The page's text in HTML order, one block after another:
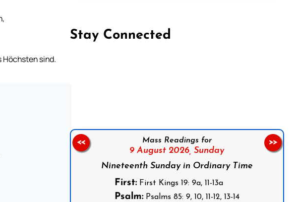
Höchsten sind.
Stay Connected
Mass Readings for
9 August 2026, Sunday
Nineteenth Sunday in Ordinary Time
First:First Kings 19: 9a, 11-13a
Psalm:Psalms 85: 9, 10, 11-12, 13-14
<< >>